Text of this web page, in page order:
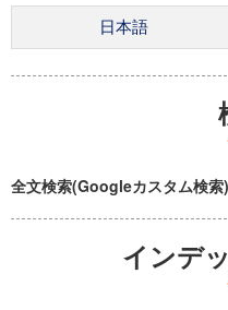
全文検索(Googleカスタム検索)
インデ